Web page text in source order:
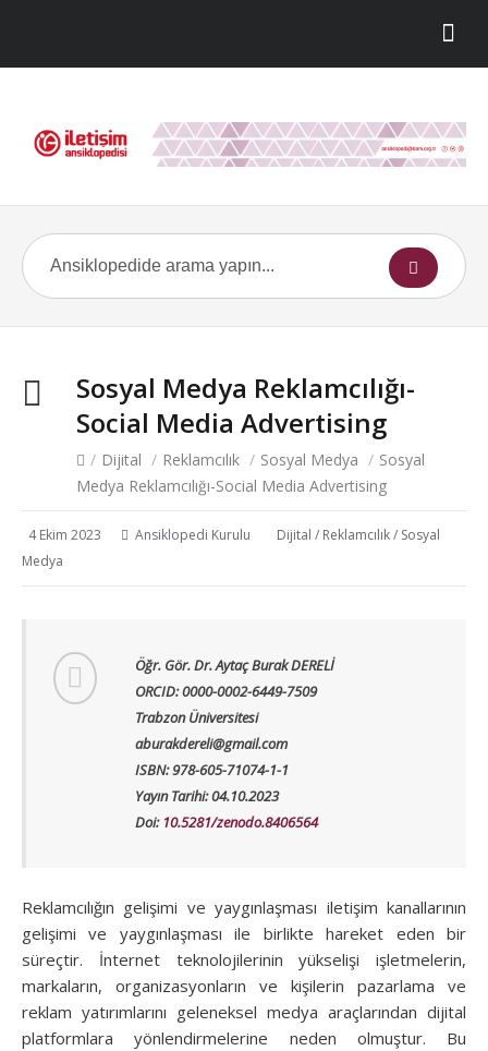
Sosyal Medya Reklamcılığı-
Social Media Advertising
/ Dijital / Reklamcılık / Sosyal Medya / Sosyal
Medya Reklamcılığı-Social Media Advertising
4 Ekim 2023 Ansiklopedi Kurulu Dijital / Reklamcılık/ Sosyal
Medya
Öğr. Gör. Dr. Aytaç Burak DERELİ
ORCID: 0000-0002-6449-7509
Trabzon Üniversitesi
aburakdereli@gmail.com
ISBN: 978-605-71074-1-1
Yayın Tarihi: 04.10.2023
Doi: 10.5281/zenodo.8406564
Reklamcılığın gelişimi ve yaygınlaşması iletişim kanallarının
gelişimi ve yaygınlaşması ile birlikte hareket eden bir
süreçtir. İnternet teknolojilerinin yükselişi işletmelerin,
markaların, organizasyonların ve kişilerin pazarlama ve
reklam yatırımlarını geleneksel medya araçlarından dijital
platformlara yönlendirmelerine neden olmuştur. Bu